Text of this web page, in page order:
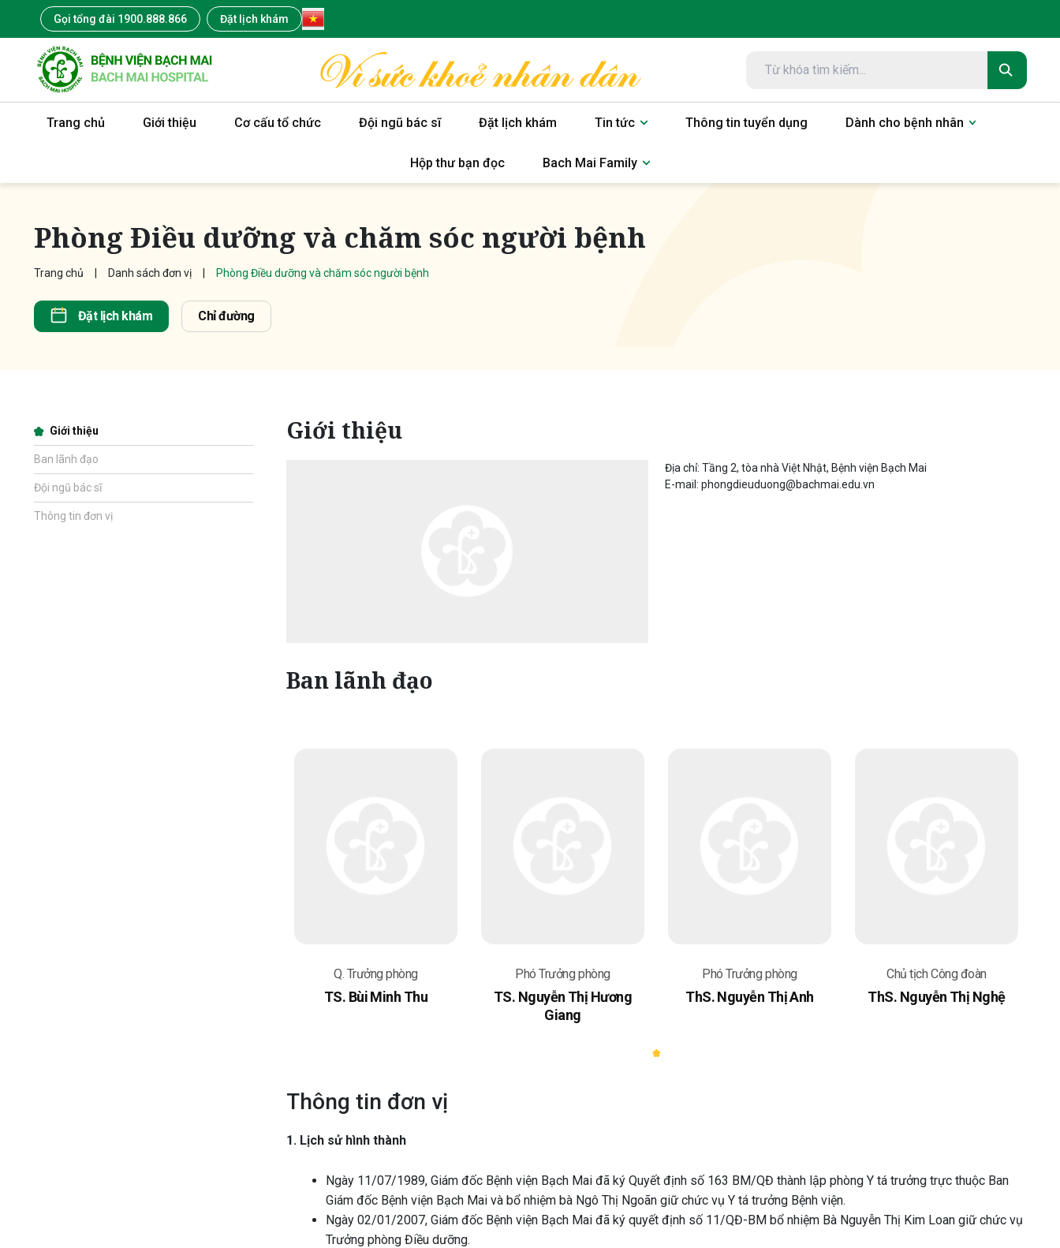
Gọi tổng đài 1900.888.866 Đặt lịch khám
Trang chủ Giới thiệu Cơ cấu tổ chức Đội ngũ bác sĩ Đặt lịch khám Tin tức Thông tin tuyển dụng Dành cho bệnh nhân
Hộp thư bạn đọc Bach Mai Family
Phòng Điều dưỡng và chăm sóc người bệnh
Trang chủ Danh sách đơn vị Phòng Điều dưỡng và chăm sóc người bệnh
Đặt lịch khám Chỉ đường
Giới thiệu
Ban lãnh đạo
Đội ngũ bác sĩ
Thông tin đơn vị
Giới thiệu
Địa chỉ: Tầng 2, tòa nhà Việt Nhật, Bệnh viện Bạch Mai
E-mail: phongdieuduong@bachmai.edu.vn
Ban lãnh đạo
Q. Trưởng phòng
TS. Bùi Minh Thu
Phó Trưởng phòng
TS. Nguyễn Thị Hương
Giang
Phó Trưởng phòng
ThS. Nguyễn Thị Anh
Chủ tịch Công đoàn
ThS. Nguyễn Thị Nghệ
Thông tin đơn vị
1. Lịch sử hình thành
Ngày 11/07/1989, Giám đốc Bệnh viện Bạch Mai đã ký Quyết định số 163 BM/QĐ thành lập phòng Y tá trưởng trực thuộc Ban
Giám đốc Bệnh viện Bạch Mai và bổ nhiệm bà Ngô Thị Ngoãn giữ chức vụ Y tá trưởng Bệnh viện.
Ngày 02/01/2007, Giám đốc Bệnh viện Bạch Mai đã ký quyết định số 11/QĐ-BM bổ nhiệm Bà Nguyễn Thị Kim Loan giữ chức vụ
Trưởng phòng Điều dưỡng.